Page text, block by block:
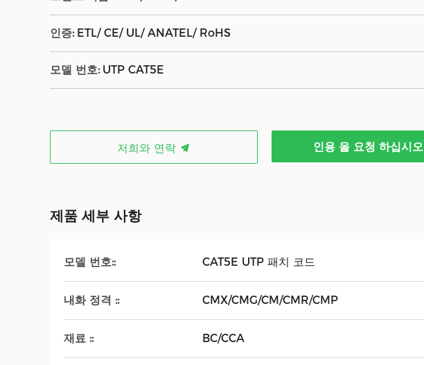
인증: ETL/ CE/ UL/ ANATEL/ RoHS
모델 번호: UTP CAT5E
저희와 연락 인용 을 요청 하십시오
제품 세부 사항
모델 번호:: CAT5E UTP 패치 코드
내화 정격 :: CMX/CMG/CM/CMR/CMP
재료 :: BC/CCA